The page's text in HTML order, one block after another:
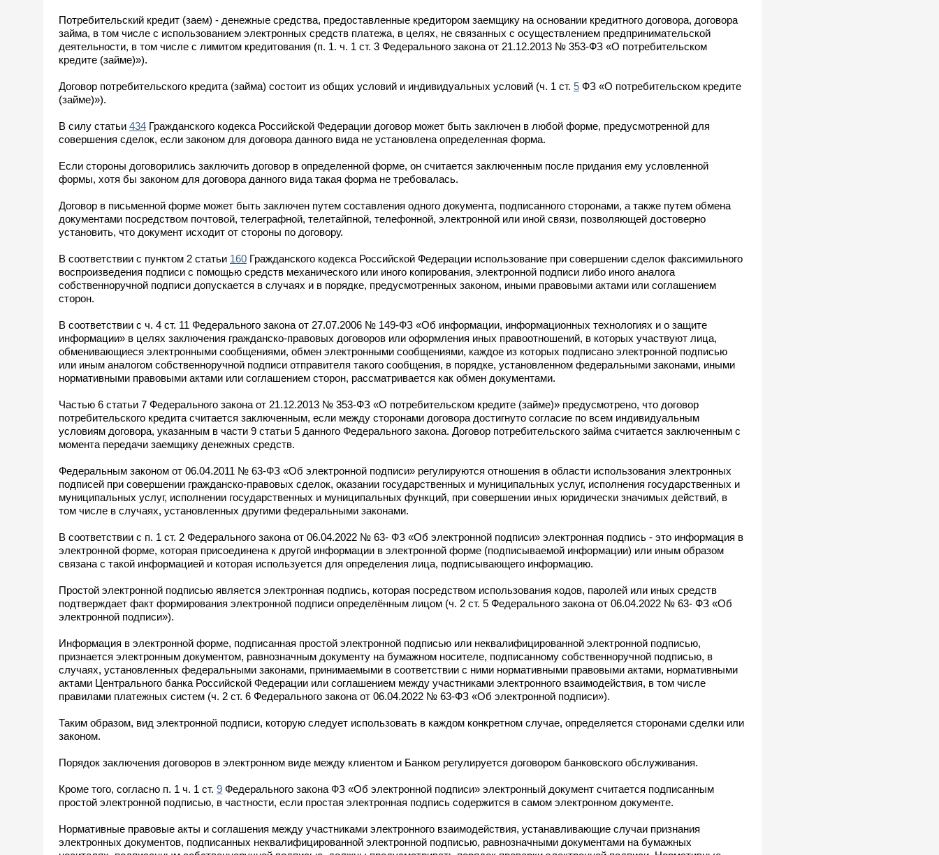
Потребительский кредит (заем) - денежные средства, предоставленные кредитором заемщику на основании кредитного договора, договора
займа, в том числе с использованием электронных средств платежа, в целях, не связанных с осуществлением предпринимательской
деятельности, в том числе с лимитом кредитования (п. 1. ч. 1 ст. 3 Федерального закона от 21.12.2013 № 353-ФЗ «О потребительском
кредите (займе)»).
Договор потребительского кредита (займа) состоит из общих условий и индивидуальных условий (ч. 1 ст. 5 ФЗ «О потребительском кредите
(займе)»).
В силу статьи 434 Гражданского кодекса Российской Федерации договор может быть заключен в любой форме, предусмотренной для
совершения сделок, если законом для договора данного вида не установлена определенная форма.
Если стороны договорились заключить договор в определенной форме, он считается заключенным после придания ему условленной
формы, хотя бы законом для договора данного вида такая форма не требовалась.
Договор в письменной форме может быть заключен путем составления одного документа, подписанного сторонами, а также путем обмена
документами посредством почтовой, телеграфной, телетайпной, телефонной, электронной или иной связи, позволяющей достоверно
установить, что документ исходит от стороны по договору.
В соответствии с пунктом 2 статьи 160 Гражданского кодекса Российской Федерации использование при совершении сделок факсимильного
воспроизведения подписи с помощью средств механического или иного копирования, электронной подписи либо иного аналога
собственноручной подписи допускается в случаях и в порядке, предусмотренных законом, иными правовыми актами или соглашением
сторон.
В соответствии с ч. 4 ст. 11 Федерального закона от 27.07.2006 № 149-ФЗ «Об информации, информационных технологиях и о защите
информации» в целях заключения гражданско-правовых договоров или оформления иных правоотношений, в которых участвуют лица,
обменивающиеся электронными сообщениями, обмен электронными сообщениями, каждое из которых подписано электронной подписью
или иным аналогом собственноручной подписи отправителя такого сообщения, в порядке, установленном федеральными законами, иными
нормативными правовыми актами или соглашением сторон, рассматривается как обмен документами.
Частью 6 статьи 7 Федерального закона от 21.12.2013 № 353-ФЗ «О потребительском кредите (займе)» предусмотрено, что договор
потребительского кредита считается заключенным, если между сторонами договора достигнуто согласие по всем индивидуальным
условиям договора, указанным в части 9 статьи 5 данного Федерального закона. Договор потребительского займа считается заключенным с
момента передачи заемщику денежных средств.
Федеральным законом от 06.04.2011 № 63-ФЗ «Об электронной подписи» регулируются отношения в области использования электронных
подписей при совершении гражданско-правовых сделок, оказании государственных и муниципальных услуг, исполнения государственных и
муниципальных услуг, исполнении государственных и муниципальных функций, при совершении иных юридически значимых действий, в
том числе в случаях, установленных другими федеральными законами.
В соответствии с п. 1 ст. 2 Федерального закона от 06.04.2022 № 63- ФЗ «Об электронной подписи» электронная подпись - это информация в
электронной форме, которая присоединена к другой информации в электронной форме (подписываемой информации) или иным образом
связана с такой информацией и которая используется для определения лица, подписывающего информацию.
Простой электронной подписью является электронная подпись, которая посредством использования кодов, паролей или иных средств
подтверждает факт формирования электронной подписи определённым лицом (ч. 2 ст. 5 Федерального закона от 06.04.2022 № 63- ФЗ «Об
электронной подписи»).
Информация в электронной форме, подписанная простой электронной подписью или неквалифицированной электронной подписью,
признается электронным документом, равнозначным документу на бумажном носителе, подписанному собственноручной подписью, в
случаях, установленных федеральными законами, принимаемыми в соответствии с ними нормативными правовыми актами, нормативными
актами Центрального банка Российской Федерации или соглашением между участниками электронного взаимодействия, в том числе
правилами платежных систем (ч. 2 ст. 6 Федерального закона от 06.04.2022 № 63-ФЗ «Об электронной подписи»).
Таким образом, вид электронной подписи, которую следует использовать в каждом конкретном случае, определяется сторонами сделки или
законом.
Порядок заключения договоров в электронном виде между клиентом и Банком регулируется договором банковского обслуживания.
Кроме того, согласно п. 1 ч. 1 ст. 9 Федерального закона ФЗ «Об электронной подписи» электронный документ считается подписанным
простой электронной подписью, в частности, если простая электронная подпись содержится в самом электронном документе.
Нормативные правовые акты и соглашения между участниками электронного взаимодействия, устанавливающие случаи признания
электронных документов, подписанных неквалифицированной электронной подписью, равнозначными документами на бумажных